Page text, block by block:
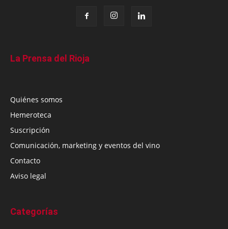
La Prensa del Rioja
Quiénes somos
Hemeroteca
Suscripción
Comunicación, marketing y eventos del vino
Contacto
Aviso legal
Categorías